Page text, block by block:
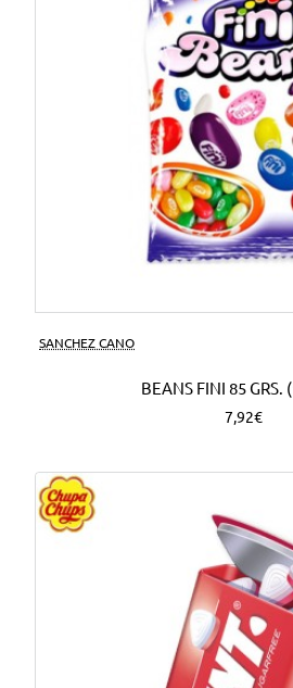
SANCHEZ CANO
BEANS FINI 85 GRS.
7,92€